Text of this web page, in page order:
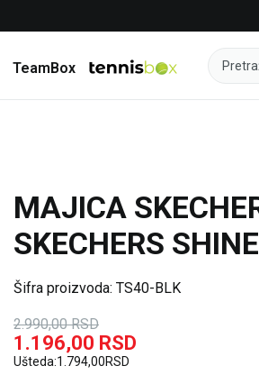
TeamBox
MAJICA
SKECHERS
Šifra proizvoda: TS40-BLK
2.990,00 RSD
1.196,00 RSD
Ušteda:1.794,00RSD